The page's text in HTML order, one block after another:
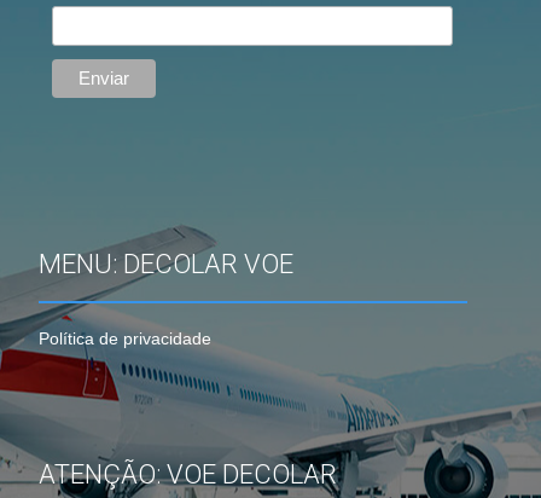
MENU: DECOLAR VOE
Política de privacidade
ATENÇÃO: VOE DECOLAR